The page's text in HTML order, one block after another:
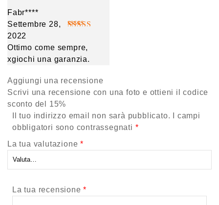
Fabr****
su 5
Settembre 28,
2022
Ottimo come sempre,
xgiochi una garanzia.
Aggiungi una recensione
Scrivi una recensione con una foto e ottieni il codice
sconto del 15%
Il tuo indirizzo email non sarà pubblicato.
I campi
obbligatori sono contrassegnati *
La tua valutazione*
La tua recensione*